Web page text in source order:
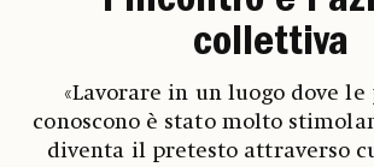
collettiva
«Lavorare in un luogo dove le
conoscono è stato molto
diventa il pretesto attraverso